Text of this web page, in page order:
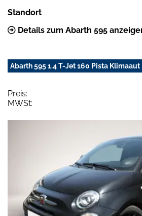
Standort
Details zum Abarth 595
Abarth 595 1.4 T-Jet 160 Pista Klimaaut
Preis:
MWSt: